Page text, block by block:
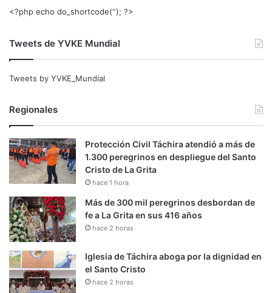
<?php echo do_shortcode(‘‘); ?>
Tweets de YVKE Mundial
Tweets by YVKE_Mundial
Regionales
Protección Civil Táchira atendió a más de
1.300 peregrinos en despliegue del Santo
Cristo de La Grita
hace 1 hora
Más de 300 mil peregrinos desbordan de
fe a La Grita en sus 416 años
hace 2 horas
Iglesia de Táchira aboga por la dignidad en
el Santo Cristo
hace 2 horas